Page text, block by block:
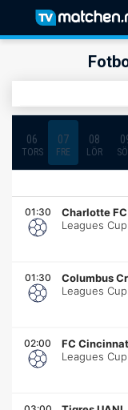
06
TORS
07
FRE
08
LÖR
01:30 Charlotte FC
Leagues Cup
01:30 Columbus
Leagues Cup
02:00 FC
Leagues Cup